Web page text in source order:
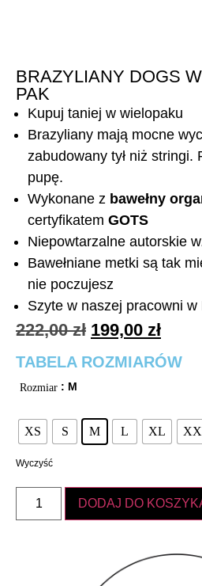
BRAZYLIANY DOGS
PAK
Kupuj taniej w wielopaku
Brazyliany mają mocne
zabudowany tył niż stringi.
pupę.
Wykonane z bawełny
certyfikatem GOTS
Niepowtarzalne autorskie
Bawełniane metki są tak
nie poczujesz
Szyte w naszej pracowni w
222,00zł 199,00 zł
TABELA ROZMIARÓW
Rozmiar : M
XS S M L XL
Wyczyść
DODAJ DO